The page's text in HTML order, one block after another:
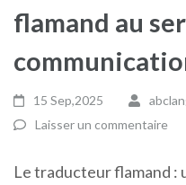
flamand au
15 Sep,2025
Laisser un commentaire
Le traducteur flamand :